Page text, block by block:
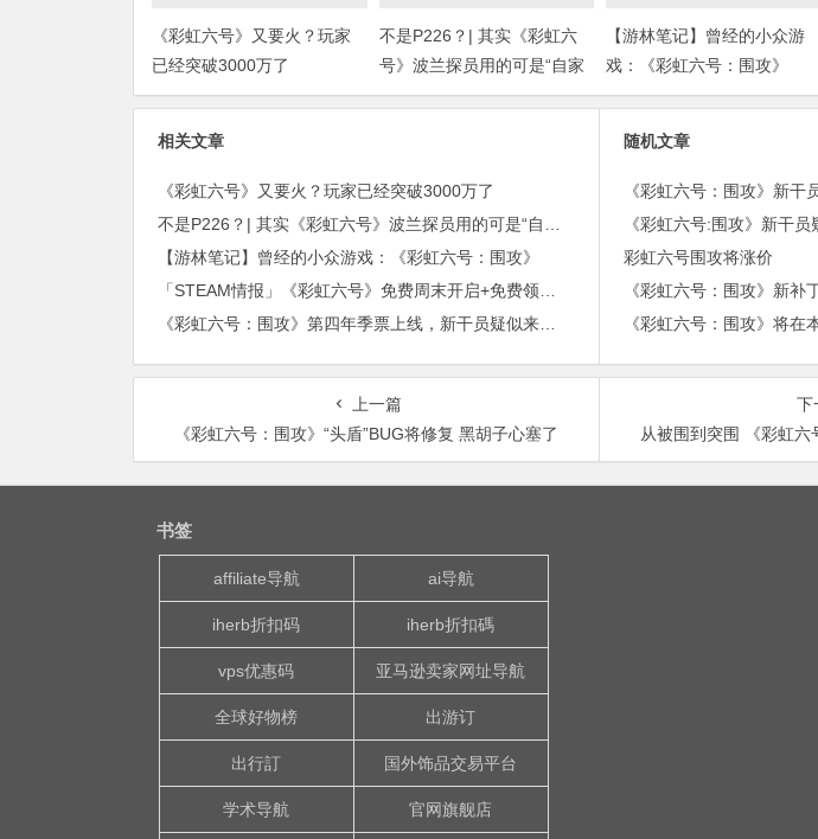
《彩虹六号》又要火？玩家
已经突破3000万了
不是P226？| 其实《彩虹六
号》波兰探员用的可是“自家
武器！”(上期福利开奖)
【游林笔记】曾经的小众游
戏：《彩虹六号：围攻》
相关文章
《彩虹六号》又要火？玩家已经突破3000万了
【游林笔记】曾经的小众游戏：《彩虹六号：围攻》
随机文章
《彩虹六号：围攻》新
《彩虹六号:围攻》新干
彩虹六号围攻将涨价
《彩虹六号：围攻》新
《彩虹六号：围攻》将在
上一篇
《彩虹六号：围攻》“头盾”BUG将修复 黑胡子心塞了
下
从被围到突围 《彩虹
书签
affiliate导航 ai导航
iherb折扣码 iherb折扣碼
vps优惠码 亚马逊卖家网址导航
全球好物榜 出游订
出行訂 国外饰品交易平台
学术导航 官网旗舰店